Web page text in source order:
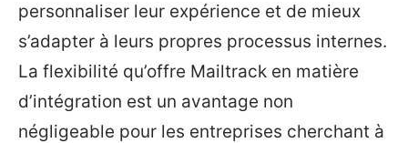
personnaliser leur expérience et de mieux
s’adapter à leurs propres processus internes.
La flexibilité qu’offre Mailtrack en matière
d’intégration est un avantage non
négligeable pour les entreprises cherchant à